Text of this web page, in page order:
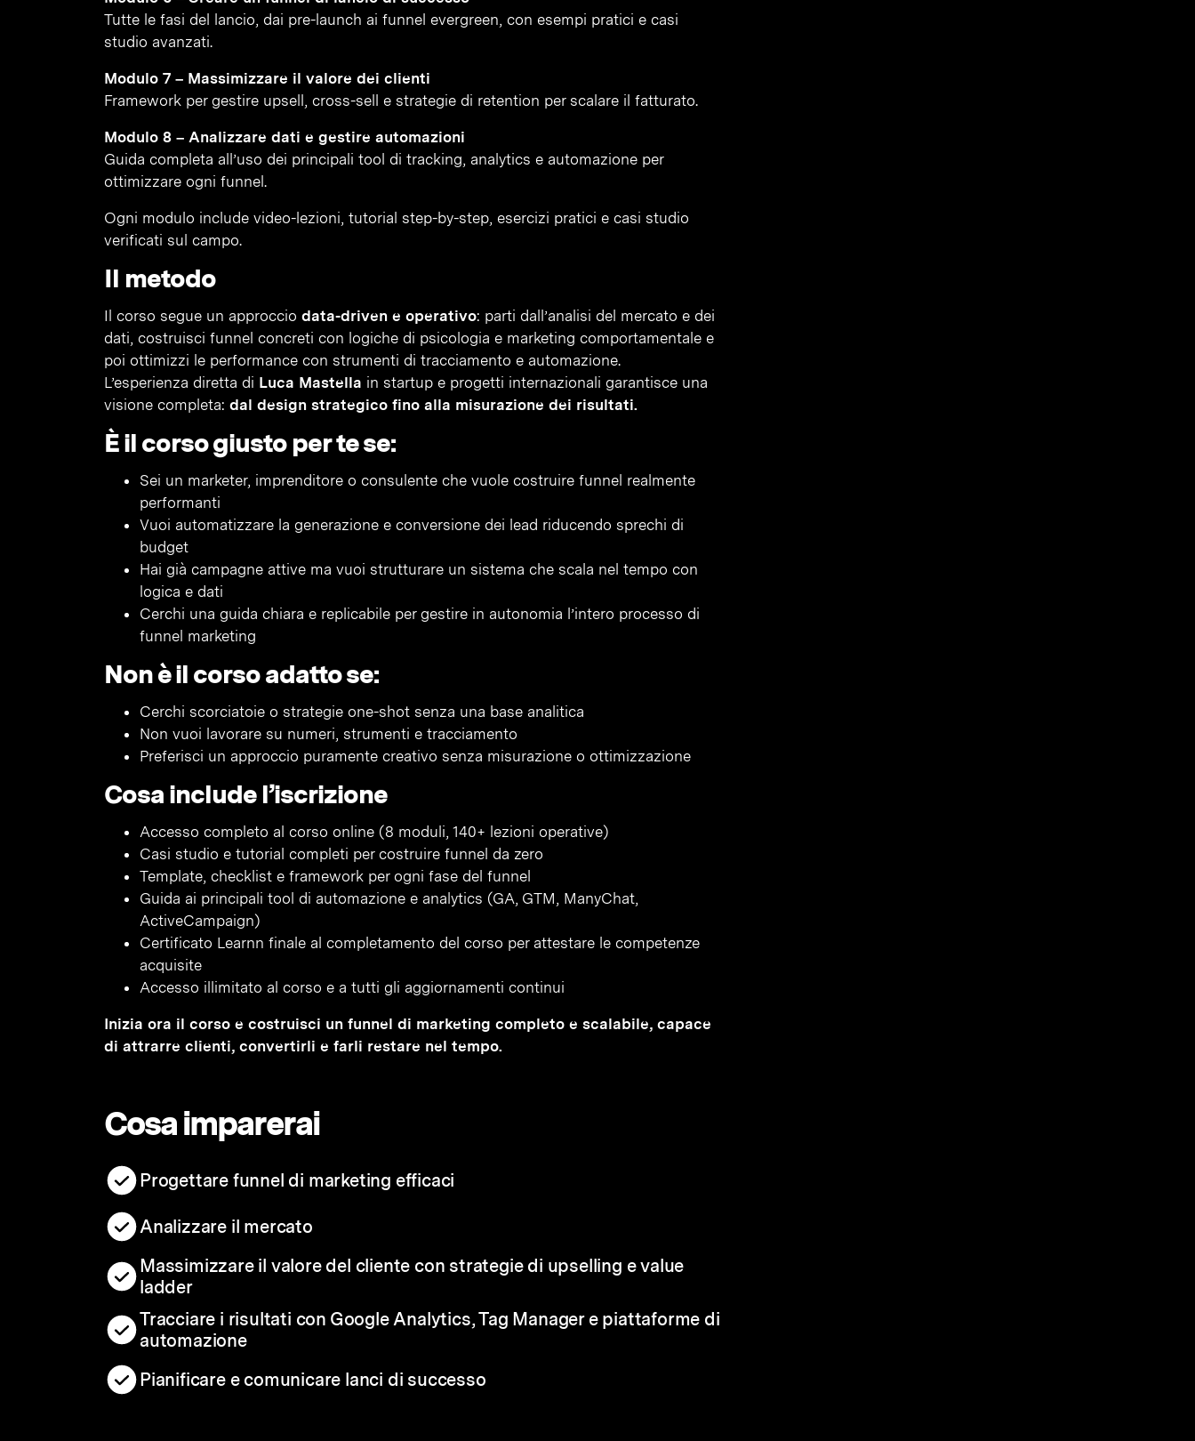
Tutte le fasi del lancio, dai pre-launch ai funnel evergreen, con esempi pratici e casi
studio avanzati.
Modulo 7 – Massimizzare il valore dei clienti
Framework per gestire upsell, cross-sell e strategie di retention per scalare il fatturato.
Modulo 8 – Analizzare dati e gestire automazioni
Guida completa all’uso dei principali tool di tracking, analytics e automazione per
ottimizzare ogni funnel.
Ogni modulo include video-lezioni, tutorial step-by-step, esercizi pratici e casi studio
verificati sul campo.
Il metodo
Il corso segue un approccio data-driven e operativo: parti dall’analisi del mercato e dei
dati, costruisci funnel concreti con logiche di psicologia e marketing comportamentale e
poi ottimizzi le performance con strumenti di tracciamento e automazione.
L’esperienza diretta di Luca Mastella in startup e progetti internazionali garantisce una
visione completa: dal design strategico fino alla misurazione dei risultati.
È il corso giusto per te se:
Sei un marketer, imprenditore o consulente che vuole costruire funnel realmente
performanti
Vuoi automatizzare la generazione e conversione dei lead riducendo sprechi di
budget
Hai già campagne attive ma vuoi strutturare un sistema che scala nel tempo con
logica e dati
Cerchi una guida chiara e replicabile per gestire in autonomia l’intero processo di
funnel marketing
Non è il corso adatto se:
Cerchi scorciatoie o strategie one-shot senza una base analitica
Non vuoi lavorare su numeri, strumenti e tracciamento
Preferisci un approccio puramente creativo senza misurazione o ottimizzazione
Cosa include l’iscrizione
Accesso completo al corso online (8 moduli, 140+ lezioni operative)
Casi studio e tutorial completi per costruire funnel da zero
Template, checklist e framework per ogni fase del funnel
Guida ai principali tool di automazione e analytics (GA, GTM, ManyChat,
ActiveCampaign)
Certificato Learnn finale al completamento del corso per attestare le competenze
acquisite
Accesso illimitato al corso e a tutti gli aggiornamenti continui
Inizia ora il corso e costruisci un funnel di marketing completo e scalabile, capace
di attrarre clienti, convertirli e farli restare nel tempo.
Cosa imparerai
Progettare funnel di marketing efficaci
Analizzare il mercato
Massimizzare il valore del cliente con strategie di upselling e value
ladder
Tracciare i risultati con Google Analytics, Tag Manager e piattaforme di
automazione
Pianificare e comunicare lanci di successo